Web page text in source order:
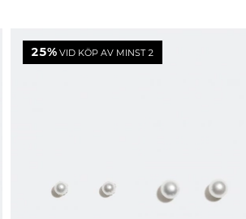
25% VID KÖP AV MINST 2